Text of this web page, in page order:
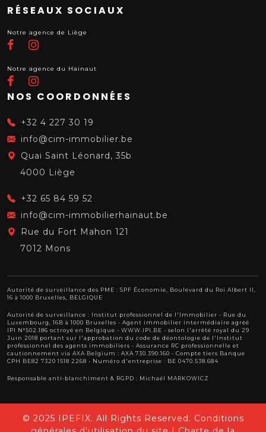
RÉSEAUX SOCIAUX
Notre agence de Liège
Notre agence du Hainaut
NOS COORDONNÉES
+32 4 227 30 19
info@cim-immobilier.be
Quai Saint Léonard, 35b
4000 Liège
+32 65 84 59 52
info@cim-immobilierhainaut.be
Rue du Fort Mahon 121
7012 Mons
Autorité de surveillance des PME : SPF Économie, Boulevard du Roi Albert II,
16 à 1000 Bruxelles, BELGIQUE
Autorité de surveillance : Institut professionnel de l'Immobilier - Rue du
Luxembourg, 16B à 1000 Bruxelles - Agent immobilier intermédiaire agréé
IPI N°502.186 octroyé en Belgique - WWW.IPI.BE - selon l'arrêté royal du 29
Juin 2018 portant sur l'approbation du code de déontologie de l'Institut
professionnel des agents immobiliers - Assurance RC professionnelle et
cautionnement via AXA Belgium : AXA 730.390.160 - Compte tiers Banque
CPH BE82 7320 1518 2268 - Numéro d'entreprise : BE 0470.538.684
Responsable anti-blanchiment & RGPD : Michaël MARKOWICZ
© 2025 IPEFIX. All Rights Reserved. Conditions